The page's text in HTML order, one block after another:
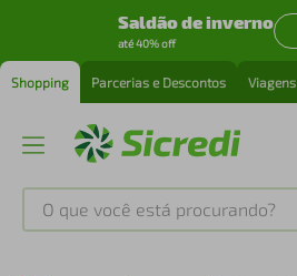
Saldão de inverno
até 40% off
Shopping Parcerias e Descontos Viagens
O que você está procurando?